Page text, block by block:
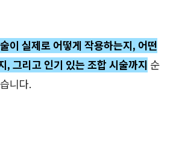
이 실제로 어떻게 작용하는지, 어떤
, 그리고 인기 있는 조합 시술까지 순
니다.